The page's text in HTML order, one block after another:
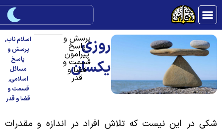
روزی
یکسان
پرسش و
پاسخ
پیرامون
قسمت و
قضا و
قدر
اسلام ناب,
پرسش و
پاسخ
مسائل
اسلامی,
قسمت و
قضا و قدر
در این نیست که تلاش افراد در اندازه و مقدرات